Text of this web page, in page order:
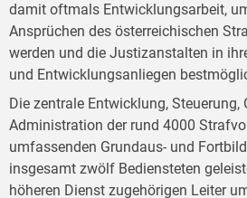
damit oftmals Entwicklungsarbeit,
Ansprüchen des österreichischen
werden und die Justizanstalten in
und Entwicklungsanliegen
Die zentrale Entwicklung, Steuerung,
Administration der rund 4000
umfassenden Grundaus- und
insgesamt zwölf Bediensteten
höheren Dienst zugehörigen Leiter